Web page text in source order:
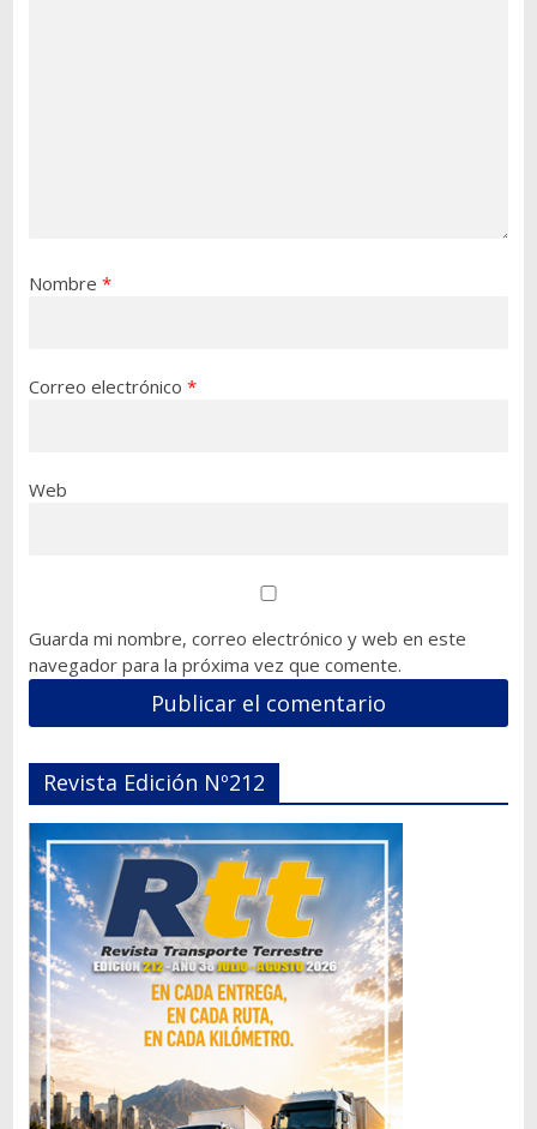
Nombre *
Correo electrónico *
Web
Guarda mi nombre, correo electrónico y web en este
navegador para la próxima vez que comente.
Revista Edición Nº212